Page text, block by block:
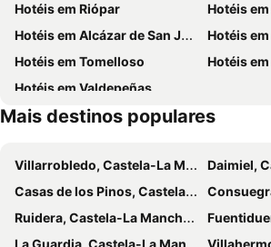
Hotéis em Riópar
Hotéis
Hotéis em Alcázar de San Juan
Hotéis
Hotéis em Tomelloso
Hotéis
Hotéis em Valdepeñas
Mais destinos populares
Villarrobledo, Castela-La Mancha Hotéis
Daimiel,
Casas de los Pinos, Castela-La Mancha Hotéis
Consuegra,
Ruidera, Castela-La Mancha Hotéis
Fuentidueña
La Guardia, Castela-La Mancha Hotéis
Villahermosa,